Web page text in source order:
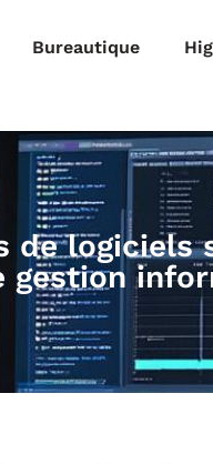
Bureautique
de logiciels
gestion